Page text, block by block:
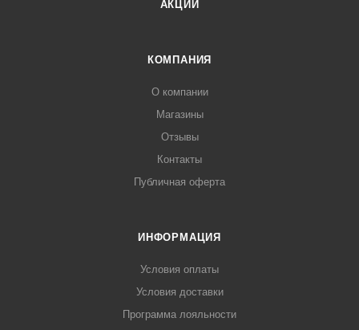
АКЦИИ
КОМПАНИЯ
О компании
Магазины
Отзывы
Контакты
Публичная оферта
ИНФОРМАЦИЯ
Условия оплаты
Условия доставки
Программа лояльности